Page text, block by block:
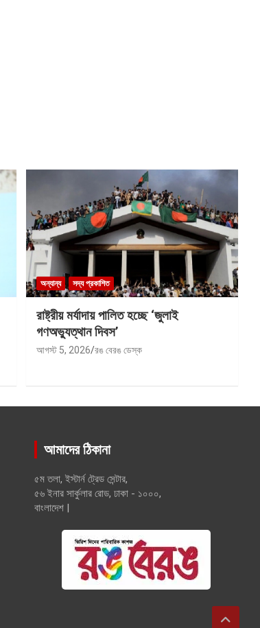
অন্যান্য সদ্য প্রকাশিত
রাষ্ট্রীয় মর্যাদায় পালিত হচ্ছে ‘জুলাই
গণঅভ্যুত্থান দিবস’
আগস্ট 5, 2026 রঙ বেরঙ ডেস্ক
আমাদের ঠিকানা
৫ম তলা, ইস্টার্ন ট্রেড সেন্টার,
৫৬ ইনার সার্কুলার রোড, ঢাকা - ১০০০,
বাংলাদেশ |